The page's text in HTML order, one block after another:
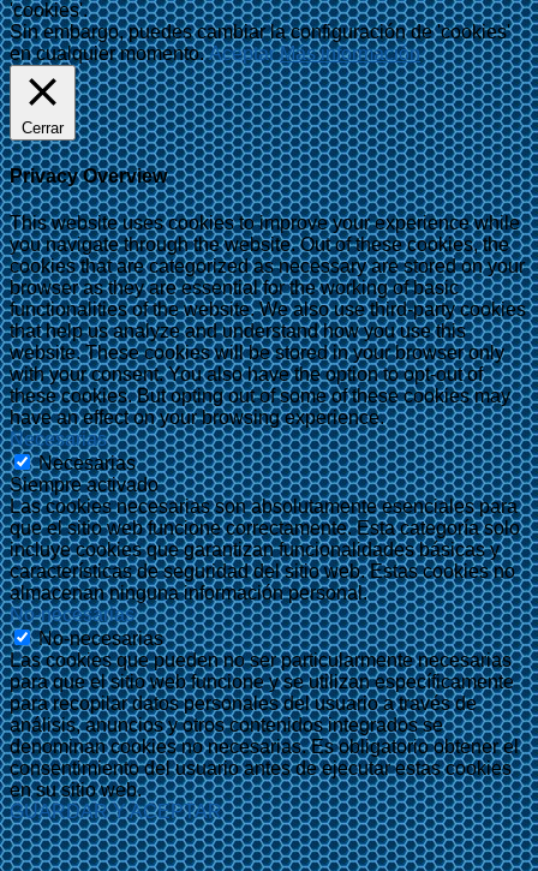
'cookies'.
Sin embargo, puedes cambiar la configuración de 'cookies'
en cualquier momento.Aceptar Más información
Cerrar
Privacy Overview
This website uses cookies to improve your experience while
you navigate through the website. Out of these cookies, the
cookies that are categorized as necessary are stored on your
browser as they are essential for the working of basic
functionalities of the website. We also use third-party cookies
that help us analyze and understand how you use this
website. These cookies will be stored in your browser only
with your consent. You also have the option to opt-out of
these cookies. But opting out of some of these cookies may
have an effect on your browsing experience.
Necesarias
Necesarias
Siempre activado
Las cookies necesarias son absolutamente esenciales para
que el sitio web funcione correctamente. Esta categoría solo
incluye cookies que garantizan funcionalidades básicas y
características de seguridad del sitio web. Estas cookies no
almacenan ninguna información personal.
No-necesarias
No-necesarias
Las cookies que pueden no ser particularmente necesarias
para que el sitio web funcione y se utilizan específicamente
para recopilar datos personales del usuario a través de
análisis, anuncios y otros contenidos integrados se
denominan cookies no necesarias. Es obligatorio obtener el
consentimiento del usuario antes de ejecutar estas cookies
en su sitio web.
GUARDAR Y ACEPTAR